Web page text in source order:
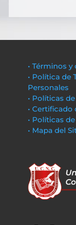
• Términos
• Política de
Personales
• Políticas
•
• Políticas
• Mapa del